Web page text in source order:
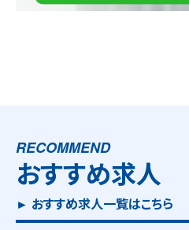
RECOMMEND
おすすめ求人
► おすすめ求人一覧はこちら